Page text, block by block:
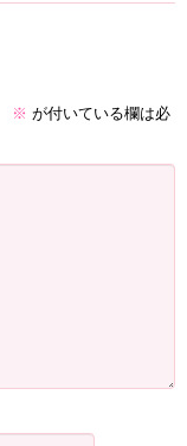
※ が付いている欄は必